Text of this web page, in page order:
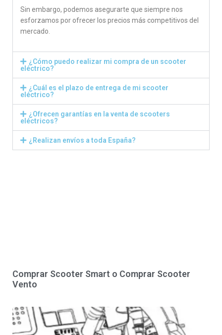
Sin embargo, podemos asegurarte que siempre nos
esforzamos por ofrecer los precios más competitivos del
mercado.
¿Cómo puedo realizar mi compra de un scooter
eléctrico?
¿Cuál es el plazo de entrega de mi scooter
eléctrico?
¿Ofrecen garantías en la venta de scooters
eléctricos?
¿Realizan envíos a toda España?
Comprar Scooter Smart o Comprar Scooter
Vento